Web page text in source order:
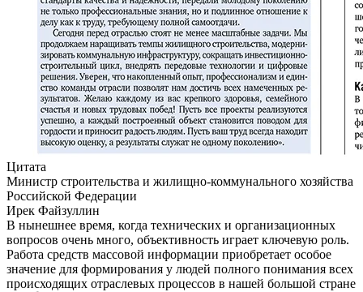
Цитата
Министр строительства и жилищно-коммунального хозяйства
Российской Федерации
Ирек Файзуллин
В нынешнее время, когда технических и организационных
вопросов очень много, объективность играет ключевую роль.
Работа средств массовой информации приобретает особое
значение для формирования у людей полного понимания всех
происходящих отраслевых процессов в нашей большой стране